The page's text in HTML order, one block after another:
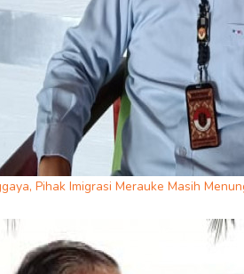
Pihak Imigrasi Merauke Masih